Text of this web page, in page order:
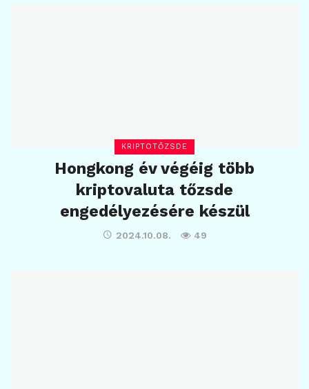
KRIPTOTŐZSDE
Hongkong év végéig több
kriptovaluta tőzsde
engedélyezésére készül
2024.10.08. 49